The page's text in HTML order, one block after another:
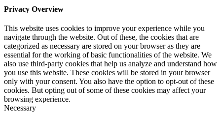
Privacy Overview
This website uses cookies to improve your experience while you
navigate through the website. Out of these, the cookies that are
categorized as necessary are stored on your browser as they are
essential for the working of basic functionalities of the website. We
also use third-party cookies that help us analyze and understand how
you use this website. These cookies will be stored in your browser
only with your consent. You also have the option to opt-out of these
cookies. But opting out of some of these cookies may affect your
browsing experience.
Necessary